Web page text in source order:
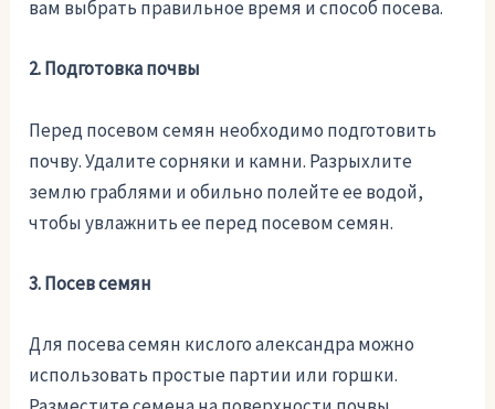
вам выбрать правильное время и способ посева.
2. Подготовка почвы
Перед посевом семян необходимо подготовить
почву. Удалите сорняки и камни. Разрыхлите
землю граблями и обильно полейте ее водой,
чтобы увлажнить ее перед посевом семян.
3. Посев семян
Для посева семян кислого александра можно
использовать простые партии или горшки.